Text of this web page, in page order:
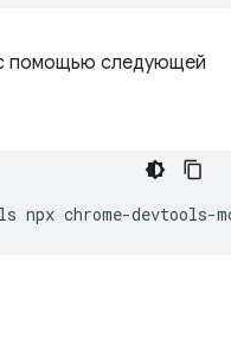
с помощью следующей
npx